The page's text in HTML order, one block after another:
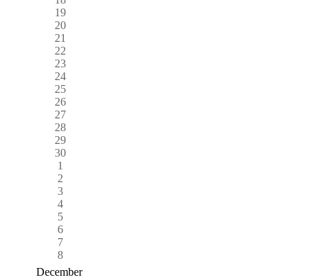
19
20
21
22
23
24
25
26
27
28
29
30
1
2
3
4
5
6
7
8
December